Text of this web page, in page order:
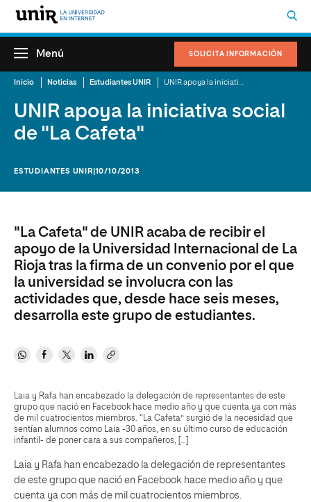
SOLICITA INFORMACIÓN
Menú
Inicio Noticias Estudiantes UNIR
UNIR apoya la iniciativa social
de "La Cafeta"
ESTUDIANTES UNIR |10/10/2013
"La Cafeta" de UNIR acaba de recibir el
apoyo de la Universidad Internacional de La
Rioja tras la firma de un convenio por el que
la universidad se involucra con las
actividades que, desde hace seis meses,
desarrolla este grupo de estudiantes.
Laia y Rafa han encabezado la delegación de representantes de este
grupo que nació en Facebook hace medio año y que cuenta ya con más
de mil cuatrocientos miembros. “La Cafeta” surgió de la necesidad que
sentían alumnos como Laia -30 años, en su último curso de educación
infantil- de poner cara a sus compañeros, […]
Laia y Rafa han encabezado la delegación de representantes
de este grupo que nació en Facebook hace medio año y que
cuenta ya con más de mil cuatrocientos miembros.